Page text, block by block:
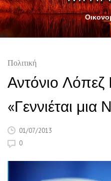
Πολιτική
Αντόνιο Λόπεζ
«Γεννιέται
01/07/2013
0